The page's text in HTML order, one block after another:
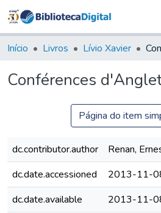
&
Coleções
Início Livros Lívio Xavier
Conférences
Página do item
dc.contributor.author
Renan,
dc.date.accessioned
2013-11-
dc.date.available
2013-11-